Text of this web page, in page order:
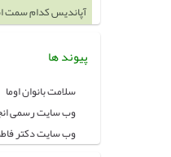
آپاندیس کدام
پیوند ها
سلامت بانوان اوما
وب سایت رسمی
وب سایت دکتر